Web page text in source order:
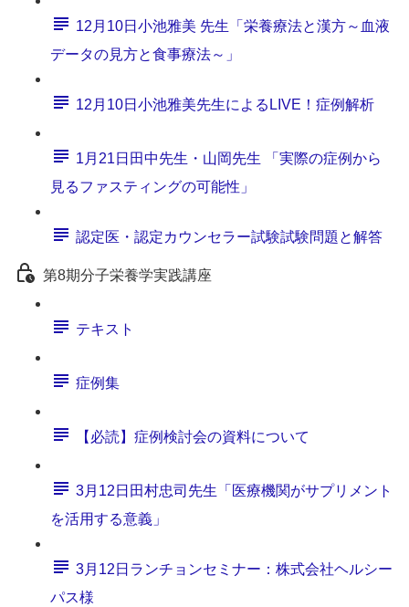
12月10日小池雅美 先生「栄養療法と漢方～血液
データの見方と食事療法～」
12月10日小池雅美先生によるLIVE！症例解析
1月21日田中先生・山岡先生 「実際の症例から
見るファスティングの可能性」
認定医・認定カウンセラー試験試験問題と解答
第8期分子栄養学実践講座
テキスト
症例集
【必読】症例検討会の資料について
3月12日田村忠司先生「医療機関がサプリメント
を活用する意義」
3月12日ランチョンセミナー：株式会社ヘルシー
パス様